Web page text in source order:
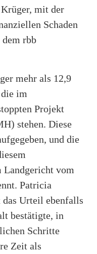
mit der
Schaden
dem rbb
mehr als 12,9
im
Projekt
stehen. Diese
und die
Landgericht vom
Patricia
das Urteil ebenfalls
bestätigte, in
Schritte
Zeit als